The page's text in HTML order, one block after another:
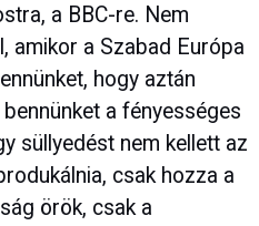
a BBC-re. Nem
amikor a Szabad Európa
hogy aztán
a fényességes
süllyedést nem kellett az
csak hozza a
örök, csak a